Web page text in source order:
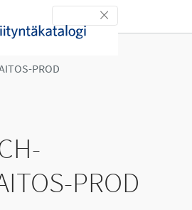
Toggle navigation
PROD
PROD